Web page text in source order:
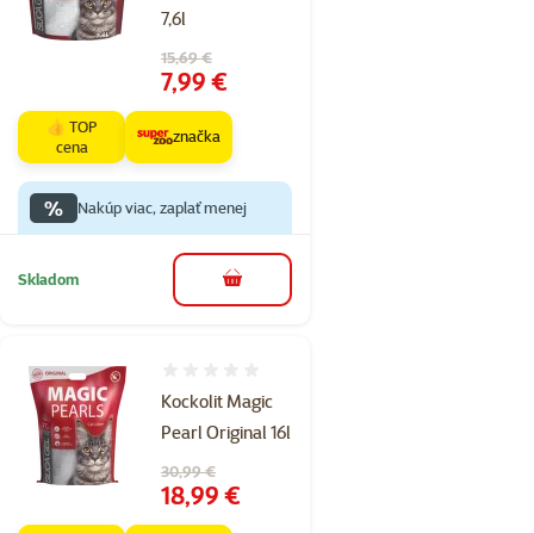
7,6l
Pôvodná cena
15,69 €
Cena
7,99 €
👍 TOP
cena
značka
% Nakúp viac, zaplať menej
Skladom do košíka
Kockolit Magic
Pearl Original 16l
Pôvodná cena
30,99 €
Cena
18,99 €